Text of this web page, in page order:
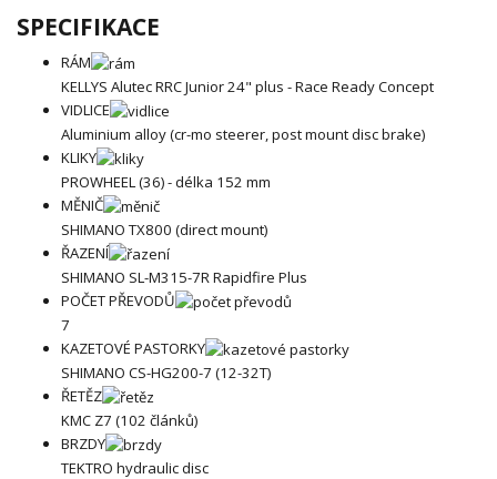
SPECIFIKACE
RÁM
KELLYS Alutec RRC Junior 24" plus - Race Ready Concept
VIDLICE
Aluminium alloy (cr-mo steerer, post mount disc brake)
KLIKY
PROWHEEL (36) - délka 152 mm
MĚNIČ
SHIMANO TX800 (direct mount)
ŘAZENÍ
SHIMANO SL-M315-7R Rapidfire Plus
POČET PŘEVODŮ
7
KAZETOVÉ PASTORKY
SHIMANO CS-HG200-7 (12-32T)
ŘETĚZ
KMC Z7 (102 článků)
BRZDY
TEKTRO hydraulic disc